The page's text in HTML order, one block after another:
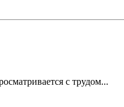
с трудом...